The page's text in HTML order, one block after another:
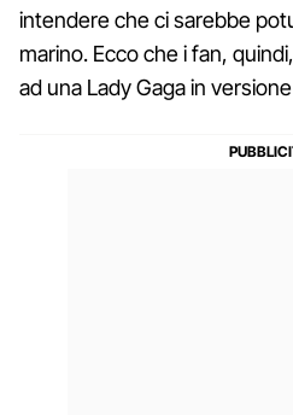
intendere che ci sarebbe
marino. Ecco che i fan,
ad una Lady Gaga in